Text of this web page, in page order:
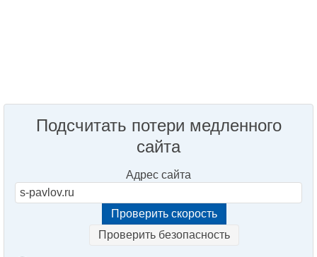
Подсчитать потери медленного
сайта
Адрес сайта
Проверить безопасность